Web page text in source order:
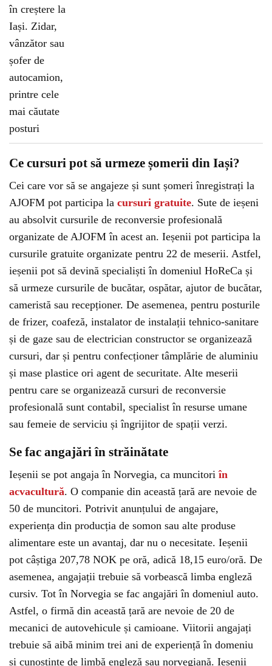
Ce cursuri pot să urmeze șomerii din Iași?
Cei care vor să se angajeze și sunt șomeri înregistrați la
AJOFM pot participa la cursuri gratuite. Sute de ieșeni
au absolvit cursurile de reconversie profesională
organizate de AJOFM în acest an. Ieșenii pot participa la
cursurile gratuite organizate pentru 22 de meserii. Astfel,
ieșenii pot să devină specialiști în domeniul HoReCa și
să urmeze cursurile de bucătar, ospătar, ajutor de bucătar,
cameristă sau recepționer. De asemenea, pentru posturile
de frizer, coafeză, instalator de instalații tehnico-sanitare
și de gaze sau de electrician constructor se organizează
cursuri, dar și pentru confecționer tâmplărie de aluminiu
și mase plastice ori agent de securitate. Alte meserii
pentru care se organizează cursuri de reconversie
profesională sunt contabil, specialist în resurse umane
sau femeie de serviciu și îngrijitor de spații verzi.
Se fac angajări în străinătate
Ieșenii se pot angaja în Norvegia, ca muncitoriîn
acvacultură. O companie din această țară are nevoie de
50 de muncitori. Potrivit anunțului de angajare,
experiența din producția de somon sau alte produse
alimentare este un avantaj, dar nu o necesitate. Ieșenii
pot câștiga 207,78 NOK pe oră, adică 18,15 euro/oră. De
asemenea, angajații trebuie să vorbească limba engleză
cursiv. Tot în Norvegia se fac angajări în domeniul auto.
Astfel, o firmă din această țară are nevoie de 20 de
mecanici de autovehicule și camioane. Viitorii angajați
trebuie să aibă minim trei ani de experiență în domeniu
și cunoștințe de limbă engleză sau norvegiană. Ieșenii